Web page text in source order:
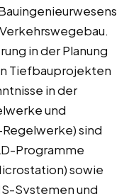
in der Planung
Tiefbauprojekten
in der
und
sind
Programme
sowie
Systemen und